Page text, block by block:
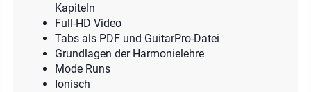
Kapiteln
Full-HD Video
Tabs als PDF und GuitarPro-Datei
Grundlagen der Harmonielehre
Mode Runs
Ionisch